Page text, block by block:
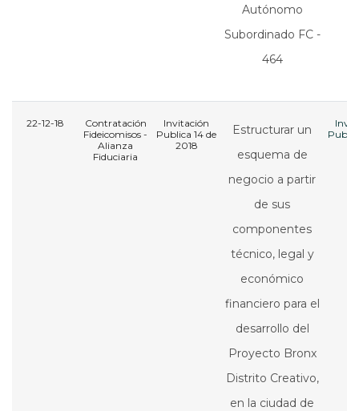
Autónomo
Subordinado FC -
464
22-12-18
Contratación
Fideicomisos -
Alianza
Fiduciaria
Invitación
Publica 14 de
2018
Estructurar un
esquema de
negocio a partir
de sus
componentes
técnico, legal y
económico
financiero para el
desarrollo del
Proyecto Bronx
Distrito Creativo,
en la ciudad de